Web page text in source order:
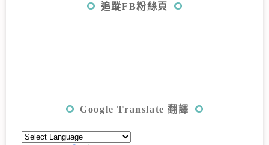
追蹤FB粉絲頁
Google Translate 翻譯